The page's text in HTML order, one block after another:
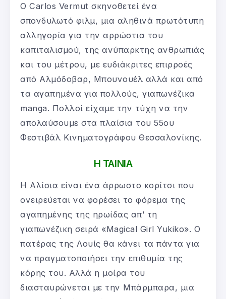
Ο Carlos Vermut σκηνοθετεί ένα
σπονδυλωτό φιλμ, μια αληθινά πρωτότυπη
αλληγορία για την αρρώστια του
καπιταλισμού, της ανύπαρκτης ανθρωπιάς
και του μέτρου, με ευδιάκριτες επιρροές
από Αλμόδοβαρ, Μπουνουέλ αλλά και από
τα αγαπημένα για πολλούς, γιαπωνέζικα
manga. Πολλοί είχαμε την τύχη να την
απολαύσουμε στα πλαίσια του 55ου
Φεστιβάλ Κινηματογράφου Θεσσαλονίκης.
Η ΤΑΙΝΙΑ
Η Αλίσια είναι ένα άρρωστο κορίτσι που
ονειρεύεται να φορέσει το φόρεμα της
αγαπημένης της ηρωίδας απ’ τη
γιαπωνέζικη σειρά «Magical Girl Yukiko». Ο
πατέρας της Λουίς θα κάνει τα πάντα για
να πραγματοποιήσει την επιθυμία της
κόρης του. Αλλά η μοίρα του
διασταυρώνεται με την Μπάρμπαρα, μια